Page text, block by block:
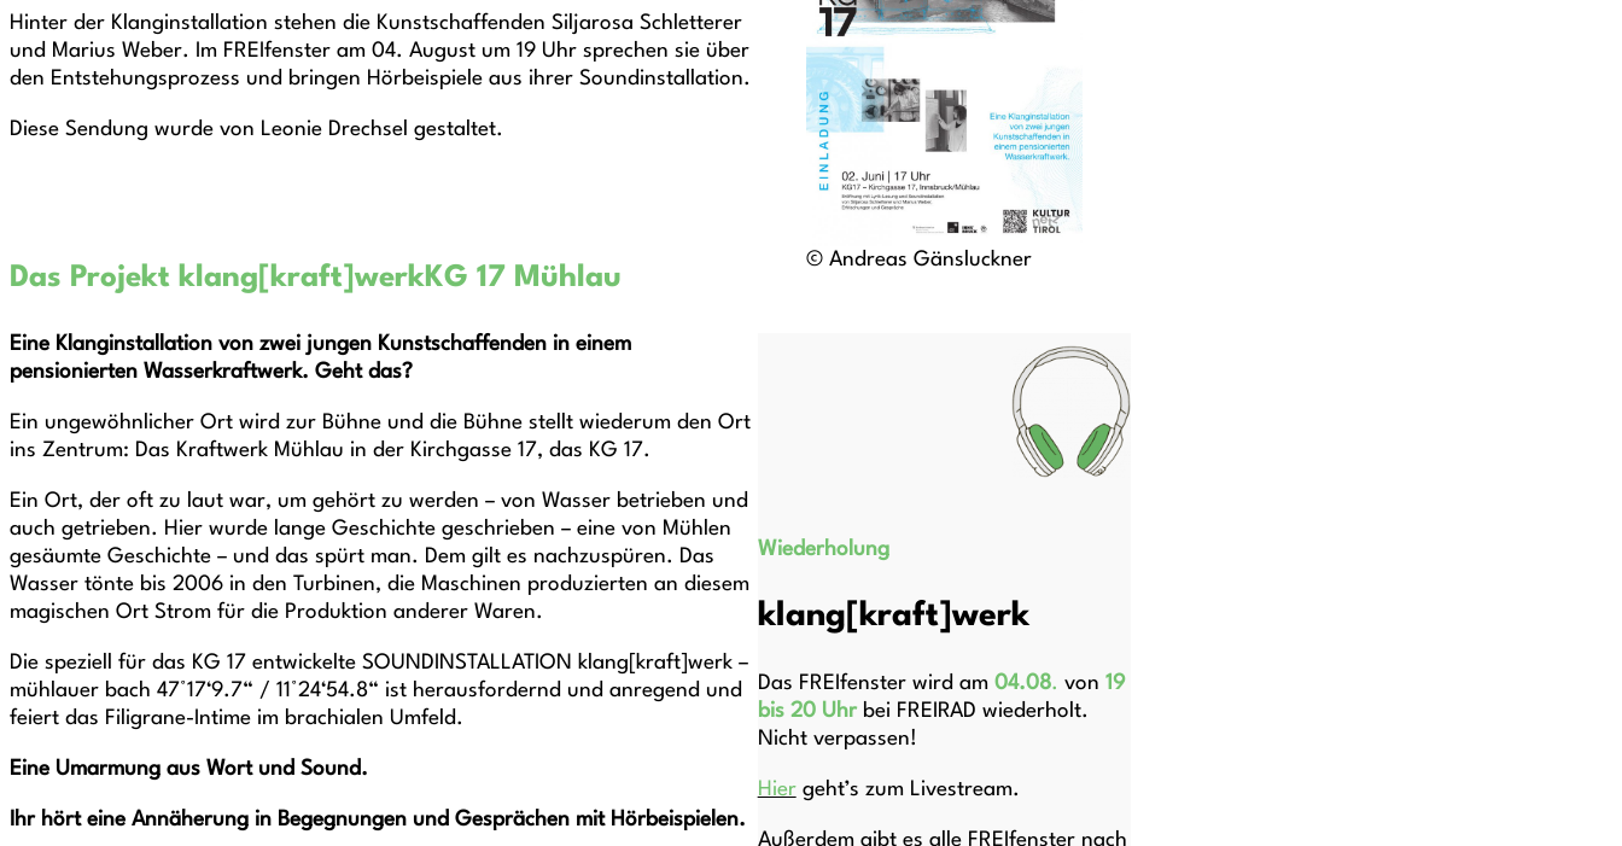
Hinter der Klanginstallation stehen die Kunstschaffenden Siljarosa Schletterer
und Marius Weber. Im FREIfenster am 04. August um 19 Uhr sprechen sie über
den Entstehungsprozess und bringen Hörbeispiele aus ihrer Soundinstallation.
Diese Sendung wurde von Leonie Drechsel gestaltet.
Das Projekt klang[kraft]werkKG 17 Mühlau
Eine Klanginstallation von zwei jungen Kunstschaffenden in einem
pensionierten Wasserkraftwerk. Geht das?
Ein ungewöhnlicher Ort wird zur Bühne und die Bühne stellt wiederum den Ort
ins Zentrum: Das Kraftwerk Mühlau in der Kirchgasse 17, das KG 17.
Ein Ort, der oft zu laut war, um gehört zu werden – von Wasser betrieben und
auch getrieben. Hier wurde lange Geschichte geschrieben – eine von Mühlen
gesäumte Geschichte – und das spürt man. Dem gilt es nachzuspüren. Das
Wasser tönte bis 2006 in den Turbinen, die Maschinen produzierten an diesem
magischen Ort Strom für die Produktion anderer Waren.
Die speziell für das KG 17 entwickelte SOUNDINSTALLATION klang[kraft]werk –
mühlauer bach 47°17‘9.7“ / 11°24‘54.8“ ist herausfordernd und anregend und
feiert das Filigrane-Intime im brachialen Umfeld.
Eine Umarmung aus Wort und Sound.
Ihr hört eine Annäherung in Begegnungen und Gesprächen mit Hörbeispielen.
© Andreas Gänsluckner
Wiederholung
klang[kraft]werk
Das FREIfenster wird am 04.08. von 19
bis 20 Uhrbei FREIRAD wiederholt.
Nicht verpassen!
Hiergeht’s zum Livestream.
Außerdem gibt es alle FREIfenster nach